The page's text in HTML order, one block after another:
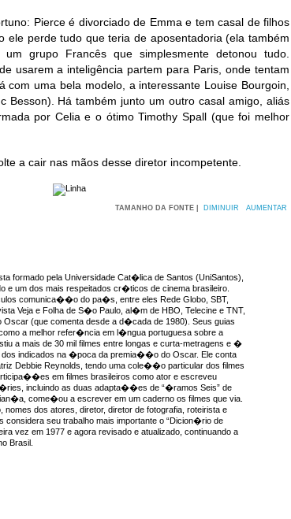
Pierce é divorciado de Emma e tem casal de filhos
ele perde tudo que teria de aposentadoria (ela também
grupo Francês que simplesmente detonou tudo.
usarem a inteligência partem para Paris, onde tentam
com uma bela modelo, a interessante Louise Bourgoin,
Besson). Há também junto um outro casal amigo, aliás
por Celia e o ótimo Timothy Spall (que foi melhor
a cair nas mãos desse diretor incompetente.
TAMANHO DA FONTE | DIMINUIR AUMENTAR
formado pela Universidade Cat�lica de Santos (UniSantos),
e um dos mais respeitados cr�ticos de cinema brasileiro.
comunica��o do pa�s, entre eles Rede Globo, SBT,
Veja e Folha de S�o Paulo, al�m de HBO, Telecine e TNT,
Oscar (que comenta desde a d�cada de 1980). Seus guias
a melhor refer�ncia em l�ngua portuguesa sobre a
a mais de 30 mil filmes entre longas e curta-metragens e �
dos indicados na �poca da premia��o do Oscar. Ele conta
Debbie Reynolds, tendo uma cole��o particular dos filmes
em filmes brasileiros como ator e escreveu
incluindo as duas adapta��es de “�ramos Seis” de
come�ou a escrever em um caderno os filmes que via.
dos atores, diretor, diretor de fotografia, roteirista e
seu trabalho mais importante o “Dicion�rio de
vez em 1977 e agora revisado e atualizado, continuando a
Brasil.